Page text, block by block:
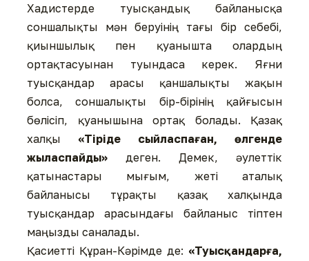
Хадистерде туысқандық байланысқа
соншалықты мән беруінің тағы бір себебі,
қиыншылық пен қуанышта олардың
ортақтасуынан туындаса керек. Яғни
туысқандар арасы қаншалықты жақын
болса, соншалықты бір-бірінің қайғысын
бөлісіп, қуанышына ортақ болады. Қазақ
халқы «Тіріде сыйласпаған, өлгенде
жыласпайды» деген. Демек, әулеттік
қатынастары мығым, жеті аталық
байланысы тұрақты қазақ халқында
туысқандар арасындағы байланыс тіптен
маңызды саналады.
Қасиетті Құран-Кәрімде де: «Туысқандарға,